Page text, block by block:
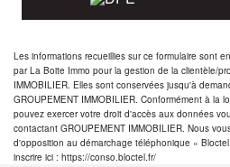
Les informations recueillies sur ce formulaire sont
par La Boite Immo pour la gestion de la clientèle/
IMMOBILIER. Elles sont conservées jusqu'à
GROUPEMENT IMMOBILIER. Conformément à la
pouvez exercer votre droit d'accès aux données
contactant GROUPEMENT IMMOBILIER. Nous
d'opposition au démarchage téléphonique «
inscrire ici : https://conso.bloctel.fr/